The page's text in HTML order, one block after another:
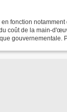
fonction notamment
coût de la main-
gouvernementale.